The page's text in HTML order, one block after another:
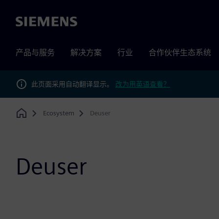
Siemens
产品与服务 解决方案 行业 合作伙伴生态系统
此页面采用自动翻译显示。 改为用英语查看？
Home
Ecosystem Deuser
Deuser